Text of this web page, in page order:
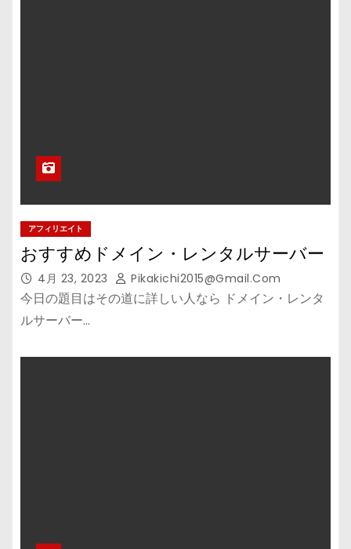
アフィリエイト
おすすめドメイン・レンタルサーバー
4月 23, 2023 Pikakichi2015@gmail.com
今日の題目はその道に詳しい人なら ドメイン・レンタ
ルサーバー…